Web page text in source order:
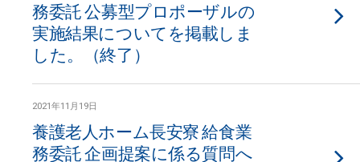
務委託 公募型プロポーザルの
実施結果についてを掲載しま
した。（終了）
2021年11月19日
養護老人ホーム長安寮 給食業
務委託 企画提案に係る質問へ